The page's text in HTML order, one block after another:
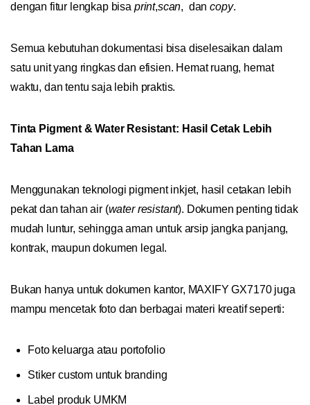
dengan fitur lengkap bisa print,scan, dancopy.
Semua kebutuhan dokumentasi bisa diselesaikan dalam
satu unit yang ringkas dan efisien. Hemat ruang, hemat
waktu, dan tentu saja lebih praktis.
Tinta Pigment & Water Resistant: Hasil Cetak Lebih
Tahan Lama
Menggunakan teknologi pigment inkjet, hasil cetakan lebih
pekat dan tahan air (water resistant). Dokumen penting tidak
mudah luntur, sehingga aman untuk arsip jangka panjang,
kontrak, maupun dokumen legal.
Bukan hanya untuk dokumen kantor, MAXIFY GX7170 juga
mampu mencetak foto dan berbagai materi kreatif seperti:
Foto keluarga atau portofolio
Stiker custom untuk branding
Label produk UMKM